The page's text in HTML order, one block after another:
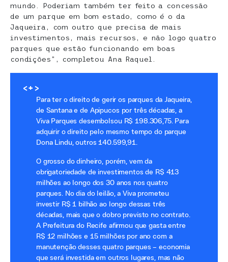
mundo. Poderiam também ter feito a concessão
de um parque em bom estado, como é o da
Jaqueira, com outro que precisa de mais
investimentos, mais recursos, e não logo quatro
parques que estão funcionando em boas
condições”, completou Ana Raquel.
<+>
Para ter o direito de gerir os parques da Jaqueira,
de Santana e de Apipucos por três décadas, a
Viva Parques desembolsou R$ 198.306,75. Para
adquirir o direito pelo mesmo tempo do parque
Dona Lindu, outros 140.599,91.
O grosso do dinheiro, porém, vem da
obrigatoriedade de investimentos de R$ 413
milhões ao longo dos 30 anos nos quatro
parques. No dia do leilão, a Viva prometeu
investir R$ 1 bilhão ao longo dessas três
décadas, mais que o dobro previsto no contrato.
A Prefeitura do Recife afirmou que gasta entre
R$ 12 milhões e 15 milhões por ano com a
manutenção desses quatro parques – economia
que será investida em outros lugares, mas não